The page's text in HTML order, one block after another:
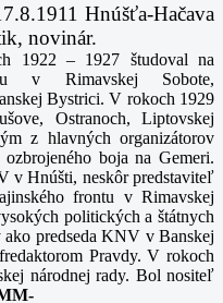
Hnúšťa-Hačava
novinár.
1922 – 1927 študoval na
v Rimavskej Sobote,
Bystrici. V rokoch 1929
Ostranoch, Liptovskej
z hlavných organizátorov
boja na Gemeri.
v Hnúšti, neskôr predstaviteľ
frontu v Rimavskej
politických a štátnych
predseda KNV v Banskej
Pravdy. V rokoch
národnej rady. Bol nositeľ